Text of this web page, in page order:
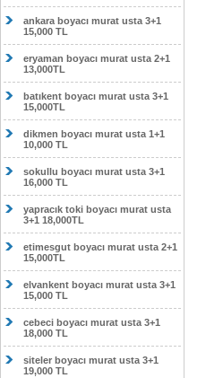
ankara boyacı murat usta 3+1
15,000 TL
eryaman boyacı murat usta 2+1
13,000TL
batıkent boyacı murat usta 3+1
15,000TL
dikmen boyacı murat usta 1+1
10,000 TL
sokullu boyacı murat usta 3+1
16,000 TL
yapracık toki boyacı murat usta
3+1 18,000TL
etimesgut boyacı murat usta 2+1
15,000TL
elvankent boyacı murat usta 3+1
15,000 TL
cebeci boyacı murat usta 3+1
18,000 TL
siteler boyacı murat usta 3+1
19,000 TL